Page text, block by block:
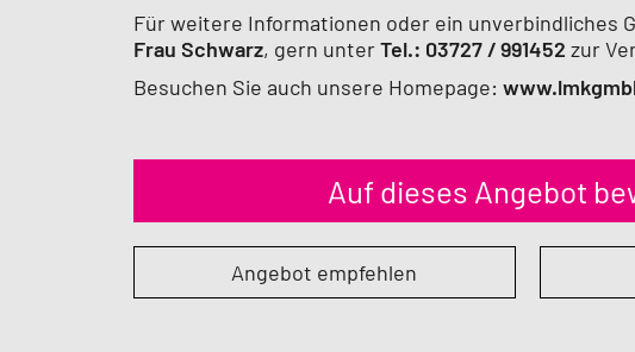
Für weitere Informationen oder ein unverbindliches
Frau Schwarz, gern unterTel.: 03727 / 991452 zur
Besuchen Sie auch unsere Homepage:
Auf dieses Angebot
Angebot empfehlen